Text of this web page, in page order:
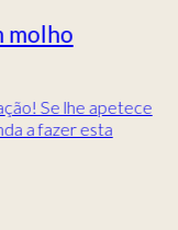
Se lhe apetece
fazer esta